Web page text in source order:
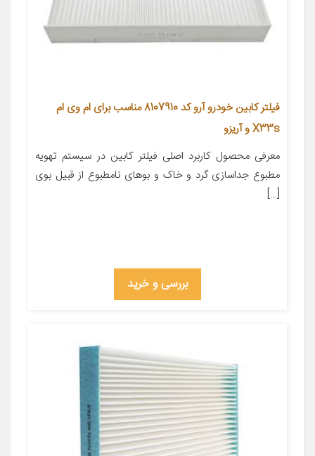
فیلتر کابین خودرو آرو کد 8107910 مناسب برای ام وی ام
X33s و آریزو
معرفی محصول کاربرد اصلی فیلتر کابین در سیستم تهویه
مطبوع جداسازی گرد و خاک و بوهای نامطبوع از قبیل بوی
[…]
بررسی و خرید